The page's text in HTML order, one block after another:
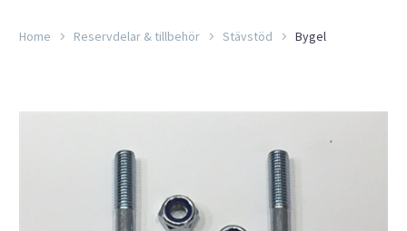
Home Reservdelar & tillbehör Stävstöd Bygel